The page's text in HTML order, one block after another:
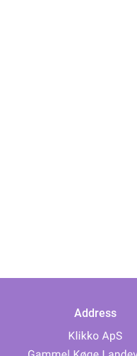
Address